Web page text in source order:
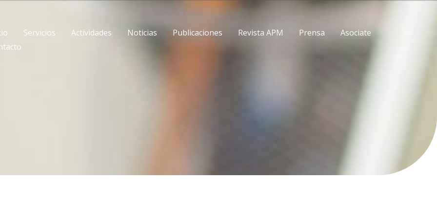
Servicios Actividades Noticias Publicaciones Revista APM Prensa
Asociate